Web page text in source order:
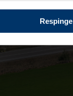
Respinge